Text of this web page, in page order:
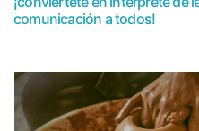
comunicación a todos!